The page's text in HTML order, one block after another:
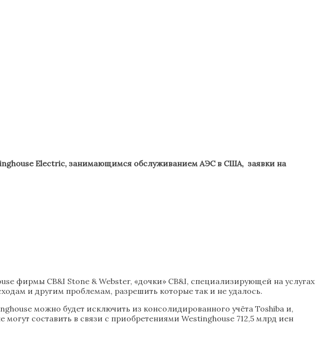
Electric, занимающимся обслуживанием АЭС в США, заявки на
фирмы CB&I Stone & Webster, «дочки» CB&I, специализирующей на услугах
и другим проблемам, разрешить которые так и не удалось.
можно будет исключить из консолидированного учёта Toshiba и,
составить в связи с приобретениями Westinghouse 712,5 млрд иен